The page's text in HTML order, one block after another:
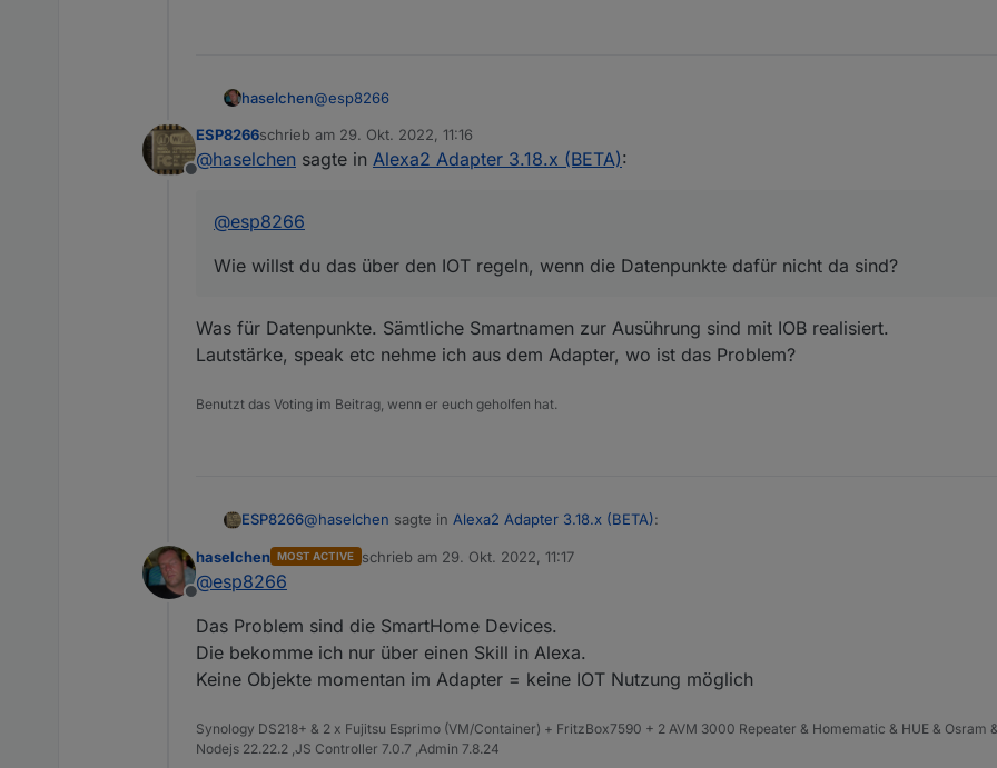
haselchen@esp8266
Wie willst du das über den IOT regeln, wenn die Datenpunkte dafür nicht da sind?
Offline
ESP8266schrieb am 29. Okt. 2022, 11:16
zuletzt editiert von
@haselchen sagte in Alexa2 Adapter 3.18.x (BETA):
@esp8266
Wie willst du das über den IOT regeln, wenn die Datenpunkte dafür nicht da sind?
Was für Datenpunkte. Sämtliche Smartnamen zur Ausührung sind mit IOB realisiert.
Lautstärke, speak etc nehme ich aus dem Adapter, wo ist das Problem?
Benutzt das Voting im Beitrag, wenn er euch geholfen hat.
ESP8266@haselchen sagte in Alexa2 Adapter 3.18.x (BETA):
Wie willst du das über den IOT regeln, wenn die Datenpunkte dafür nicht da sind?
Was für Datenpunkte. Sämtliche Smartnamen zur Ausührung sind mit IOB realisiert.
Offline
haselchen MOST ACTIVE schrieb am 29. Okt. 2022, 11:17
zuletzt editiert von
@esp8266
Das Problem sind die SmartHome Devices.
Die bekomme ich nur über einen Skill in Alexa.
Keine Objekte momentan im Adapter = keine IOT Nutzung möglich
Synology DS218+ & 2 x Fujitsu Esprimo (VM/Container) + FritzBox7590 + 2 AVM 3000 Repeater & Homematic & HUE & Osram
Nodejs 22.22.2 ,JS Controller 7.0.7 ,Admin 7.8.24